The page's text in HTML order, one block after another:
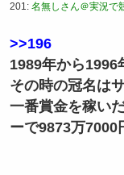
201: 名無しさん＠実況で
>>196
1989年から1996
その時の冠名は
一番賞金を稼い
ーで9873万7000